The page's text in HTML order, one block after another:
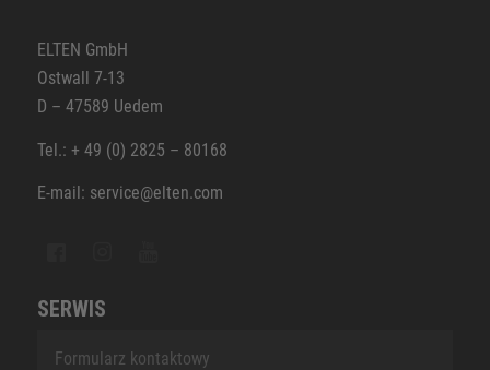
ELTEN GmbH
Ostwall 7-13
D – 47589 Uedem
Tel.: + 49 (0) 2825 – 80168
E-mail: service@elten.com
SERWIS
Formularz kontaktowy